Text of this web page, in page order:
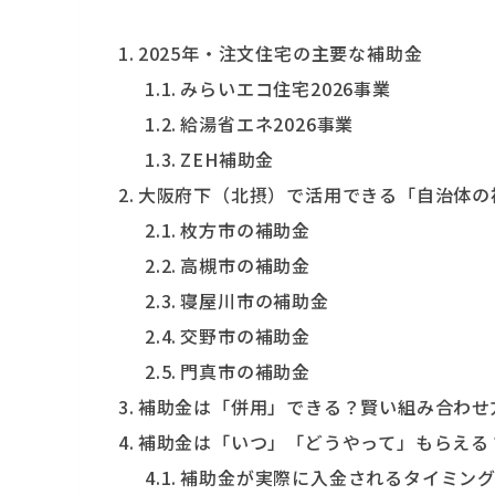
2025年・注文住宅の主要な補助金
みらいエコ住宅2026事業
給湯省エネ2026事業
ZEH補助金
大阪府下（北摂）で活用できる「自治体の
枚方市の補助金
高槻市の補助金
寝屋川市の補助金
交野市の補助金
門真市の補助金
補助金は「併用」できる？賢い組み合わせ
補助金は「いつ」「どうやって」もらえる
補助金が実際に入金されるタイミング